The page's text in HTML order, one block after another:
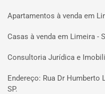
Apartamentos à venda em
Casas à venda em Limeira -
Consultoria Jurídica e
Endereço: Rua Dr Humberto
SP.